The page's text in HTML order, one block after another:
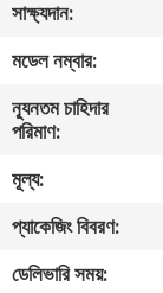
সম্পর্কে
কারখানা
মান
নিয়ন্ত্রণ
সাক্ষ্যদান:
মডেল নম্বার:
ন্যূনতম চাহিদার
পরিমাণ:
মূল্য:
প্যাকেজিং বিবরণ:
ডেলিভারি সময়: